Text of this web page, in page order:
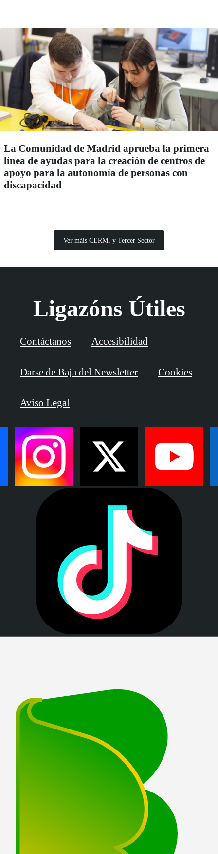
La Comunidad de Madrid aprueba la primera
línea de ayudas para la creación de centros de
apoyo para la autonomía de personas con
discapacidad
Ver máis CERMI y Tercer Sector
Ligazóns Útiles
Contáctanos Accesibilidad
Darse de Baja del Newsletter Cookies
Aviso Legal